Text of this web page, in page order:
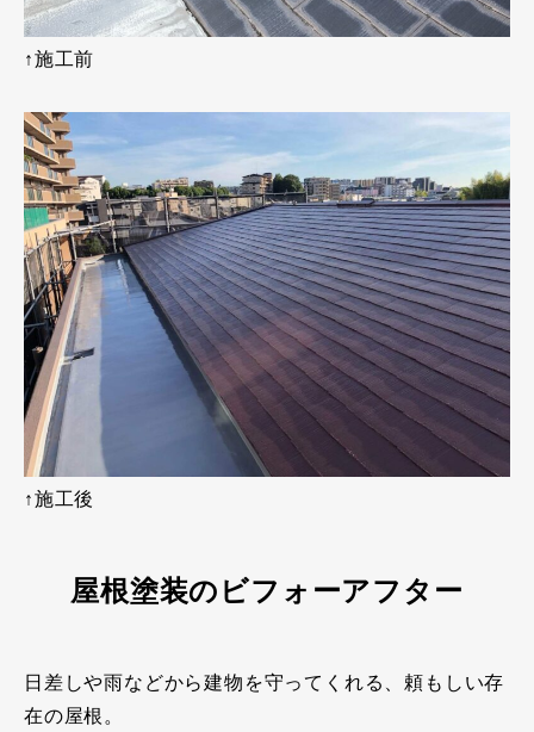
↑施工前
↑施工後
屋根塗装のビフォーアフター
日差しや雨などから建物を守ってくれる、頼もしい存
在の屋根。